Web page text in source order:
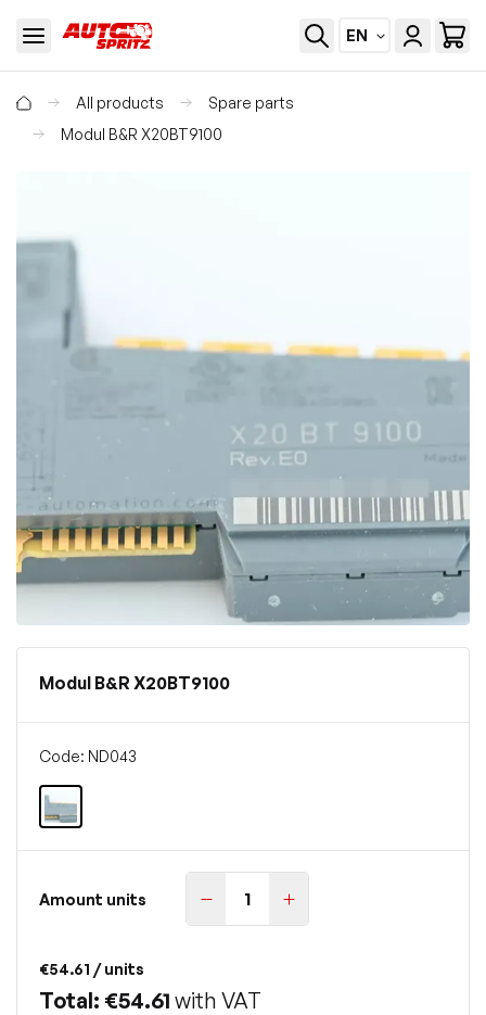
EN
All products
Spare parts
Modul B&R X20BT9100
Modul B&R X20BT9100
Code: ND043
Amount units
€54.61 / units
Total: €54.61 with VAT